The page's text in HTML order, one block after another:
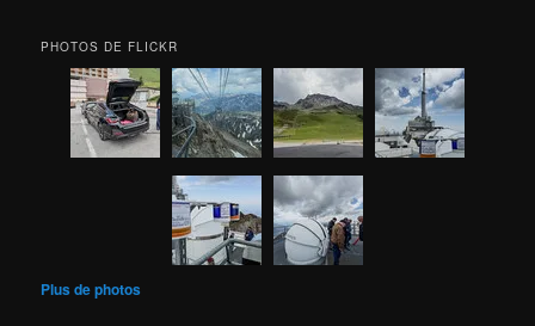
PHOTOS DE FLICKR
Plus de photos